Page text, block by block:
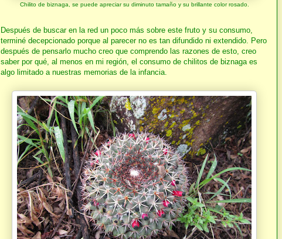
Chilito de biznaga, se puede apreciar su diminuto tamaño y su brillante color rosado.
Después de buscar en la red un poco más sobre este fruto y su consumo,
terminé decepcionado porque al parecer no es tan difundido ni extendido. Pero
después de pensarlo mucho creo que comprendo las razones de esto, creo
saber por qué, al menos en mi región, el consumo de chilitos de biznaga es
algo limitado a nuestras memorias de la infancia.